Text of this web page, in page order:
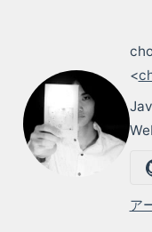
<
ア